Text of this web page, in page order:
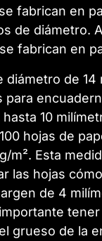
fabrican en
de diámetro.
fabrican en
diámetro de 14
para
10
hojas de
m². Esta
las hojas
de 4
grueso de la